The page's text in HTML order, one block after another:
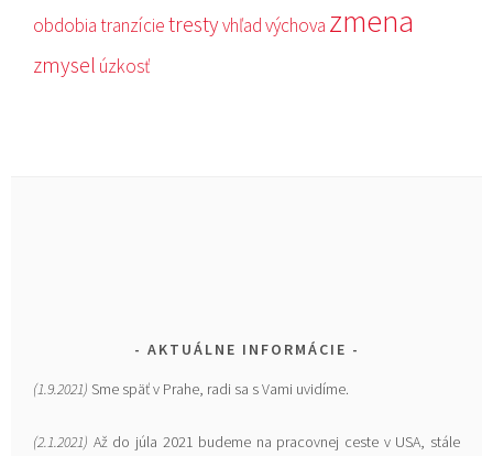
obdobiatranzícietrestyvhľadvýchova zmena
zmysel úzkosť
AKTUÁLNE INFORMÁCIE
(1.9.2021) Sme späť v Prahe, radi sa s Vami uvidíme.
(2.1.2021) Až do júla 2021 budeme na pracovnej ceste v USA, stále